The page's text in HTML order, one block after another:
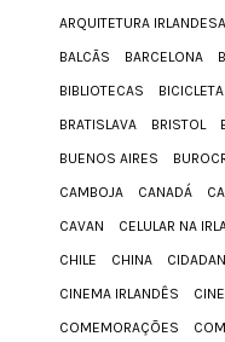
ARQUITETURA IRLANDESA
BALCÃS
BARCELONA
BIBLIOTECAS
BRATISLAVA
BRISTOL
BUENOS AIRES
CAMBOJA
CANADÁ
CAVAN
CELULAR NA
CHILE
CHINA
CINEMA IRLANDÊS
COMEMORAÇÕES